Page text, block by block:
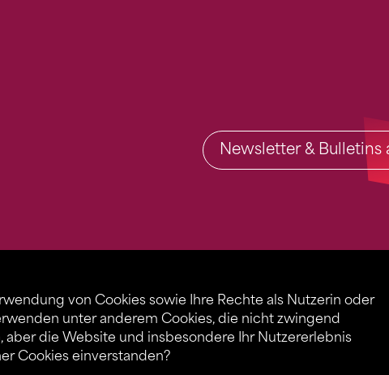
von Cookies sowie Ihre Rechte als Nutzerin oder
unter anderem Cookies, die nicht zwingend
die Website und insbesondere Ihr Nutzererlebnis
Cookies einverstanden?
Newsletter & Bulletins